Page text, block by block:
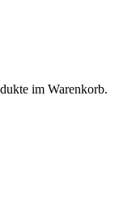
im Warenkorb.